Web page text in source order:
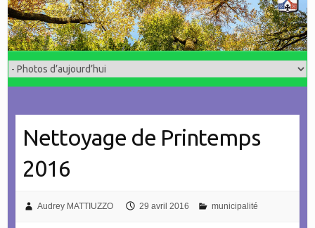
Nettoyage de Printemps
2016
Audrey MATTIUZZO 29 avril 2016 municipalité